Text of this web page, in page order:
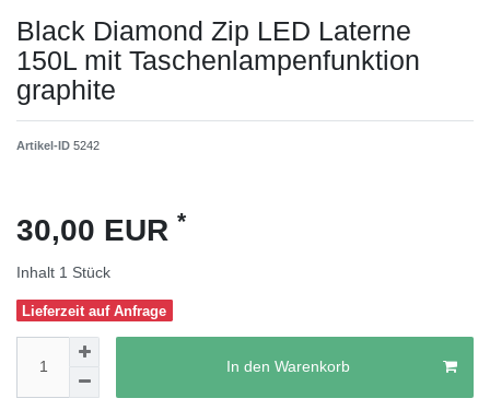
Black Diamond Zip LED Laterne
150L mit Taschenlampenfunktion
graphite
Artikel-ID 5242
30,00 EUR *
Inhalt 1 Stück
Lieferzeit auf Anfrage
In den Warenkorb